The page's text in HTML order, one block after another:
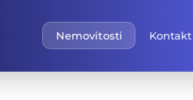
Nemovitosti Kontakt